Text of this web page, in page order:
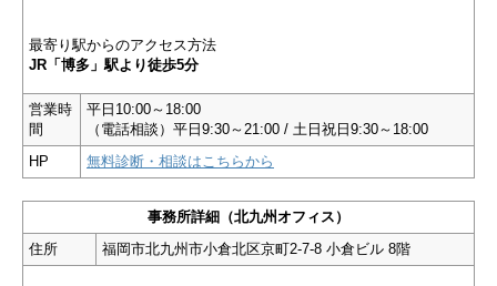
最寄り駅からのアクセス方法
JR「博多」駅より徒歩5分
営業時
間
平日10:00～18:00
（電話相談）平日9:30～21:00 / 土日祝日9:30～18:00
HP
無料診断・相談はこちらから
事務所詳細（北九州オフィス）
住所
福岡市北九州市小倉北区京町2-7-8 小倉ビル 8階